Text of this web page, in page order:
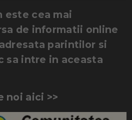
este cea mai
de informatii online
parintilor si
sa intre in aceasta
noi aici >>